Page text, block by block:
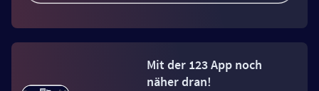
Mit der 123 App noch
näher dran!